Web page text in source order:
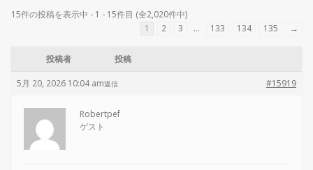
15件の投稿を表示中 - 1 - 15件目 (全2,020件中)
1
2 3 … 133 134 135 →
投稿者 投稿
5月 20, 2026 10:04 am #15919
返信
Robertpef
ゲスト